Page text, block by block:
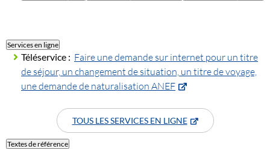
Services en ligne
Téléservice : Faire une demande sur internet pour un titre
de séjour, un changement de situation, un titre de voyage,
une demande de naturalisation ANEF
TOUS LES SERVICES EN LIGNE
Textes de référence